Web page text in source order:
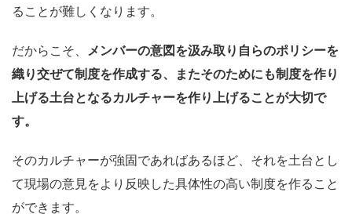
ることが難しくなります。
だからこそ、
メンバーの意図を汲み取り自らのポリシーを
織り交ぜて制度を作成する、またそのためにも制度を作り
上げる土台となるカルチャーを作り上げることが大切で
す。
そのカルチャーが強固であればあるほど、それを土台とし
て現場の意見をより反映した具体性の高い制度を作ること
ができます。